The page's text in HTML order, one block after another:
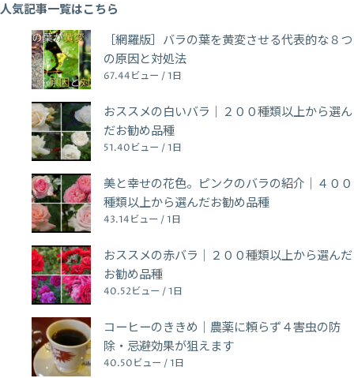
人気記事一覧はこちら
［網羅版］バラの葉を黄変させる代表的な８つ
の原因と対処法
67.44ビュー / 1日
おススメの白いバラ｜２００種類以上から選ん
だお勧め品種
51.40ビュー / 1日
美と幸せの花色。ピンクのバラの紹介｜４００
種類以上から選んだお勧め品種
43.14ビュー / 1日
おススメの赤バラ｜２００種類以上から選んだ
お勧め品種
40.52ビュー / 1日
コーヒーのききめ｜農薬に頼らず４害虫の防
除・忌避効果が狙えます
40.50ビュー / 1日